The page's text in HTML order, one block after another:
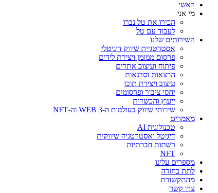
ראשי
מי אני
הכירו את טל נברו
לעבוד עם טל
השירותים שלנו
אסטרטגיית שיווק דיגיטלי
פרסום ממומן ויצירת לידים
פיתוח ועיצוב אתרים
הרצאות וסדנאות
עיצוב ויצירת תוכן
יחסי ציבור ופרסומים
ייעוץ והכשרות
שירותי שיווק בעולמות ה-WEB 3 וה-NFT
מאמרים
טכנולוגית AI
דיגיטל ואסטרטגיה שיווקית
רשתות חברתיות
NFT
מספרים עלינו
לתת בחזרה
מהתקשורת
צרו קשר